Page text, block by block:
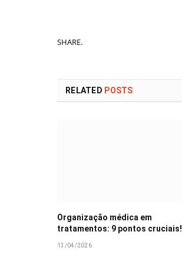
SHARE.
RELATED POSTS
Organização médica em
tratamentos: 9 pontos cruciais!
13/04/2026